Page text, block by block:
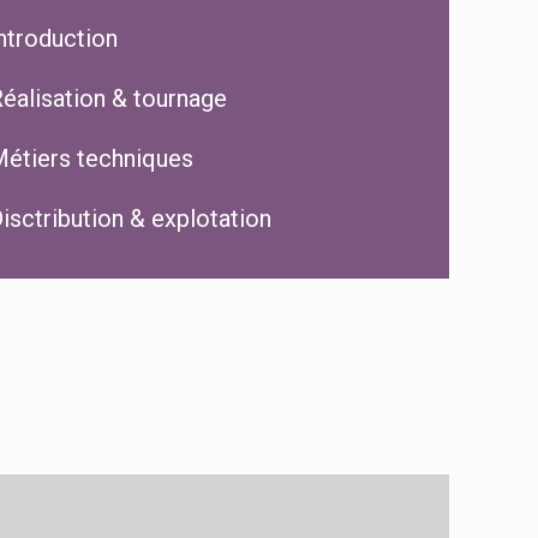
& tournage
techniques
& explotation